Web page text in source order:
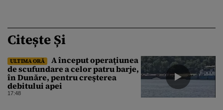
Citește Și
ULTIMA ORĂ
A început operaţiunea
de scufundare a celor patru barje,
în Dunăre, pentru creşterea
debitului apei
17:48